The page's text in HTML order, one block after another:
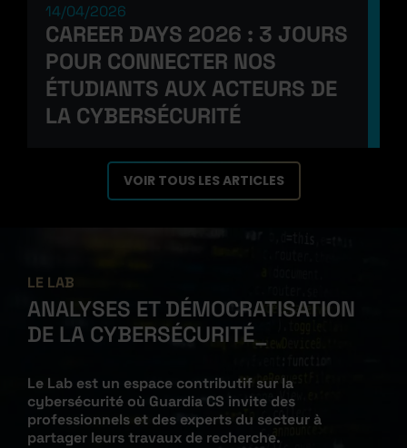
14/04/2026
CAREER DAYS 2026 : 3 JOURS
POUR CONNECTER NOS
ÉTUDIANTS AUX ACTEURS DE
LA CYBERSÉCURITÉ
VOIR TOUS LES ARTICLES
LE LAB
ANALYSES ET DÉMOCRATISATION
DE LA CYBERSÉCURITÉ
Le Lab est un espace contributif sur la
cybersécurité où Guardia CS invite des
professionnels et des experts du secteur à
partager leurs travaux de recherche.